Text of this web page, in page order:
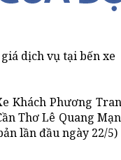
dịch vụ tại bến xe
Khách Phương
Thơ Lê Quang
lần đầu ngày 22/5)